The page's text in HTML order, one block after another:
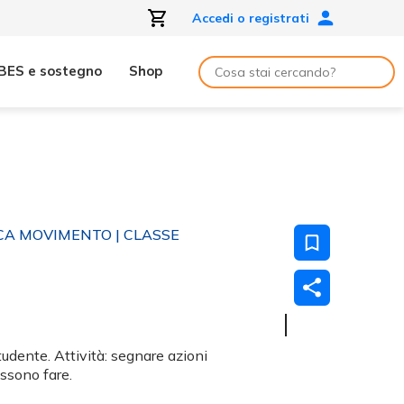
Accedi o registrati
e sostegno Shop
MOVIMENTO | CLASSE
Attività: segnare azioni
fare.